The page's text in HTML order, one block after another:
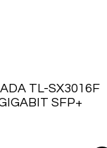
TL-SX3016F
SFP+
LAYER2+
RACKMOUNT